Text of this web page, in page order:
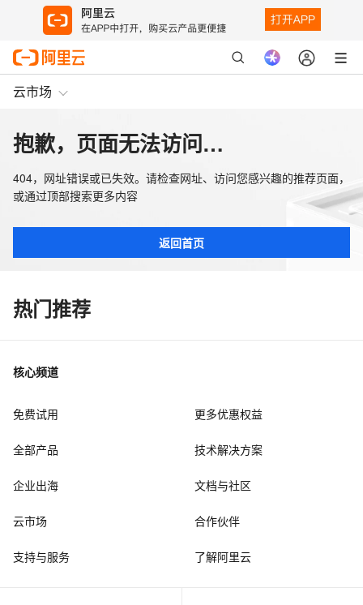
云市场
抱歉，页面无法访问…
404，网址错误或已失效。请检查网址、访问您感兴趣的推荐页面，
或通过顶部搜索更多内容
返回首页
热门推荐
核心频道
免费试用 更多优惠权益
全部产品 技术解决方案
企业出海 文档与社区
云市场 合作伙伴
支持与服务 了解阿里云